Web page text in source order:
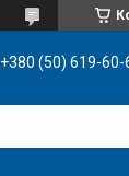
+380 (50) 619-60-